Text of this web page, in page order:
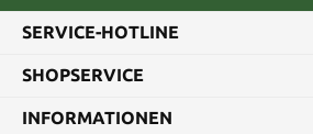
SERVICE-HOTLINE
SHOPSERVICE
INFORMATIONEN